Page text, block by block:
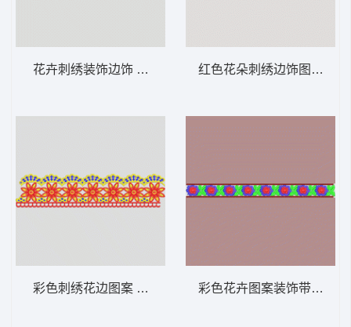
花卉刺绣装饰边饰 条带状 水溶条码网布花边
彩色刺绣花边图案 条带状 水溶条码网布花边
红色花朵刺绣边饰图案 条
彩色花卉图案装饰带 条带